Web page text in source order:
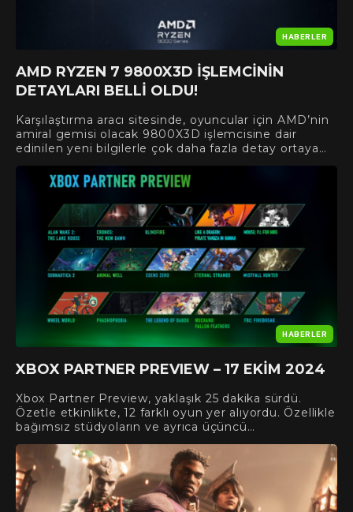
HABERLER
AMD RYZEN 7 9800X3D IŞLEMCININ
DETAYLARI BELLI OLDU!
Karşılaştırma aracı sitesinde, oyuncular için AMD’nin
amiral gemisi olacak 9800X3D işlemcisine dair
edinilen yeni bilgilerle çok daha fazla detay ortaya…
HABERLER
XBOX PARTNER PREVIEW – 17 EKIM 2024
Xbox Partner Preview, yaklaşık 25 dakika sürdü.
Özetle etkinlikte, 12 farklı oyun yer alıyordu. Özellikle
bağımsız stüdyoların ve ayrıca üçüncü…